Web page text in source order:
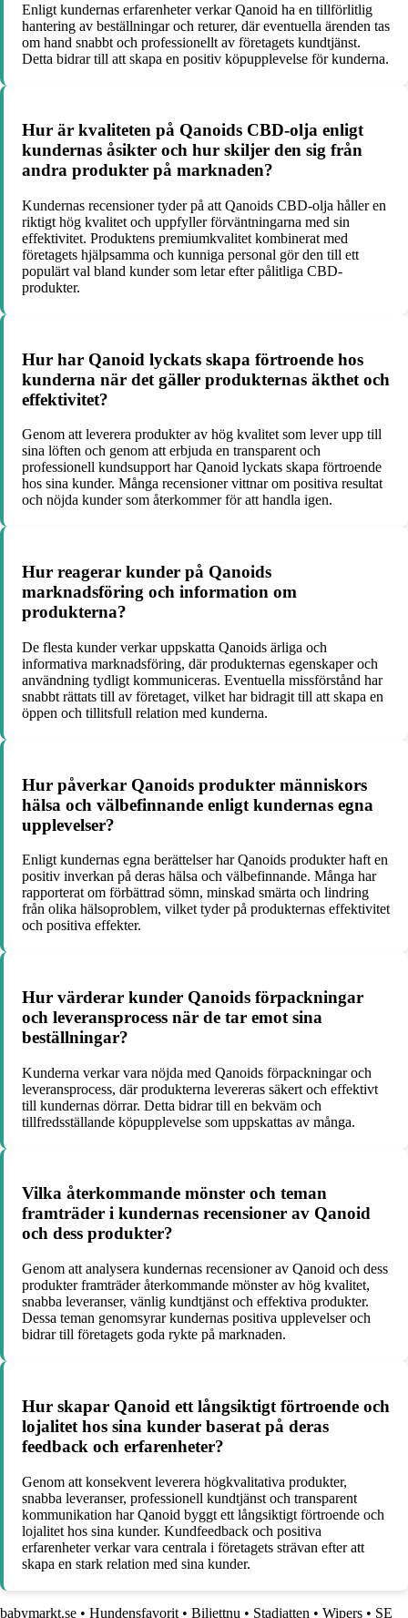
Enligt kundernas erfarenheter verkar Qanoid ha en tillförlitlig
hantering av beställningar och returer, där eventuella ärenden tas
om hand snabbt och professionellt av företagets kundtjänst.
Detta bidrar till att skapa en positiv köpupplevelse för kunderna.
Hur är kvaliteten på Qanoids CBD-olja enligt
kundernas åsikter och hur skiljer den sig från
andra produkter på marknaden?
Kundernas recensioner tyder på att Qanoids CBD-olja håller en
riktigt hög kvalitet och uppfyller förväntningarna med sin
effektivitet. Produktens premiumkvalitet kombinerat med
företagets hjälpsamma och kunniga personal gör den till ett
populärt val bland kunder som letar efter pålitliga CBD-
produkter.
Hur har Qanoid lyckats skapa förtroende hos
kunderna när det gäller produkternas äkthet och
effektivitet?
Genom att leverera produkter av hög kvalitet som lever upp till
sina löften och genom att erbjuda en transparent och
professionell kundsupport har Qanoid lyckats skapa förtroende
hos sina kunder. Många recensioner vittnar om positiva resultat
och nöjda kunder som återkommer för att handla igen.
Hur reagerar kunder på Qanoids
marknadsföring och information om
produkterna?
De flesta kunder verkar uppskatta Qanoids ärliga och
informativa marknadsföring, där produkternas egenskaper och
användning tydligt kommuniceras. Eventuella missförstånd har
snabbt rättats till av företaget, vilket har bidragit till att skapa en
öppen och tillitsfull relation med kunderna.
Hur påverkar Qanoids produkter människors
hälsa och välbefinnande enligt kundernas egna
upplevelser?
Enligt kundernas egna berättelser har Qanoids produkter haft en
positiv inverkan på deras hälsa och välbefinnande. Många har
rapporterat om förbättrad sömn, minskad smärta och lindring
från olika hälsoproblem, vilket tyder på produkternas effektivitet
och positiva effekter.
Hur värderar kunder Qanoids förpackningar
och leveransprocess när de tar emot sina
beställningar?
Kunderna verkar vara nöjda med Qanoids förpackningar och
leveransprocess, där produkterna levereras säkert och effektivt
till kundernas dörrar. Detta bidrar till en bekväm och
tillfredsställande köpupplevelse som uppskattas av många.
Vilka återkommande mönster och teman
framträder i kundernas recensioner av Qanoid
och dess produkter?
Genom att analysera kundernas recensioner av Qanoid och dess
produkter framträder återkommande mönster av hög kvalitet,
snabba leveranser, vänlig kundtjänst och effektiva produkter.
Dessa teman genomsyrar kundernas positiva upplevelser och
bidrar till företagets goda rykte på marknaden.
Hur skapar Qanoid ett långsiktigt förtroende och
lojalitet hos sina kunder baserat på deras
feedback och erfarenheter?
Genom att konsekvent leverera högkvalitativa produkter,
snabba leveranser, professionell kundtjänst och transparent
kommunikation har Qanoid byggt ett långsiktigt förtroende och
lojalitet hos sina kunder. Kundfeedback och positiva
erfarenheter verkar vara centrala i företagets strävan efter att
skapa en stark relation med sina kunder.
babymarkt.se • Hundensfavorit • Biljettnu • Stadjatten • Wipers • SE